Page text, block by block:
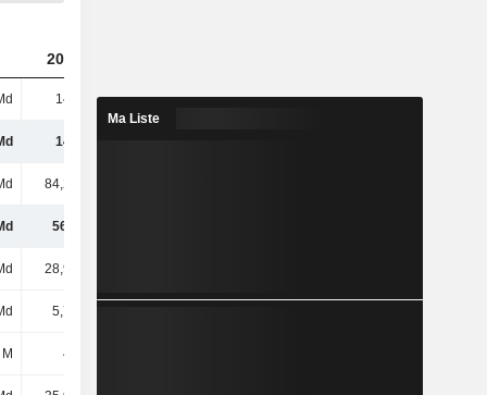
2023
141 Md 150 Md 152 Md
141 Md
84,21 Md
56,5 Md
28,95 Md
5,71 Md
404 M
Ma Liste